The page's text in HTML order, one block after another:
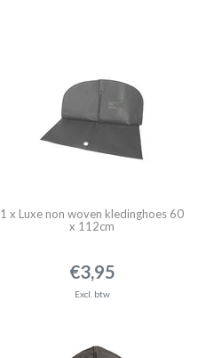
1 x Luxe non woven kledinghoes 60
x 112cm
€3,95
Excl. btw